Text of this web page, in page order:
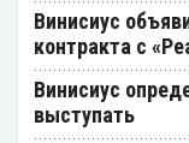
Винисиус
контракта с
Винисиус
выступать